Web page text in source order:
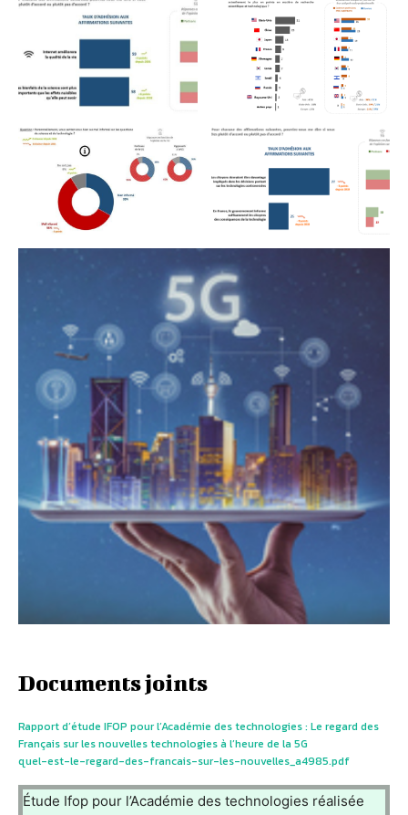
Documents joints
Rapport d’étude IFOP pour l’Académie des technologies : Le regard des
Français sur les nouvelles technologies à l’heure de la 5G
quel-est-le-regard-des-francais-sur-les-nouvelles_a4985.pdf
Étude Ifop pour l’Académie des technologies réalisée